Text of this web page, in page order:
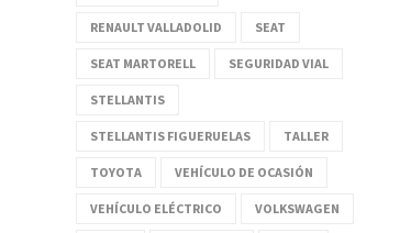
RENAULT VALLADOLID SEAT
SEAT MARTORELL SEGURIDAD VIAL
STELLANTIS
STELLANTIS FIGUERUELAS TALLER
TOYOTA VEHÍCULO DE OCASIÓN
VEHÍCULO ELÉCTRICO VOLKSWAGEN